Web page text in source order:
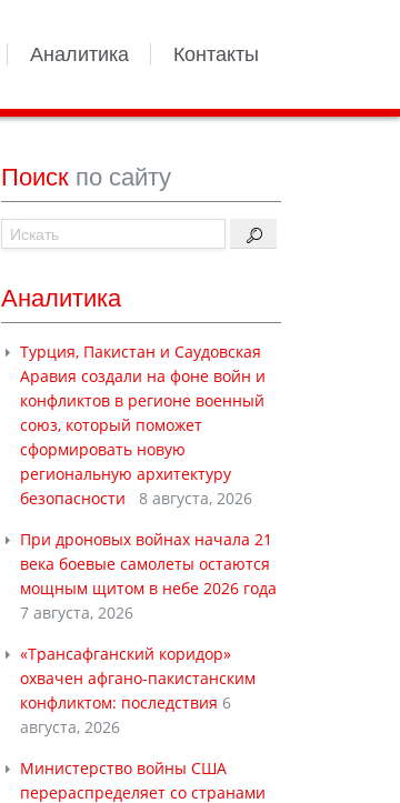
Аналитика Контакты
Поиск по сайту
Аналитика
Турция, Пакистан и Саудовская
Аравия создали на фоне войн и
конфликтов в регионе военный
союз, который поможет
сформировать новую
региональную архитектуру
безопасности
8 августа, 2026
При дроновых войнах начала 21
века боевые самолеты остаются
мощным щитом в небе 2026 года
7 августа, 2026
«Трансафганский коридор»
охвачен афгано-пакистанским
конфликтом: последствия 6
августа, 2026
Министерство войны США
перераспределяет со странами